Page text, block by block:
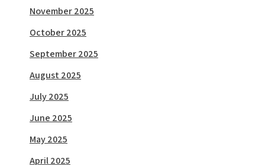
November 2025
October 2025
September 2025
August 2025
July 2025
June 2025
May 2025
April 2025